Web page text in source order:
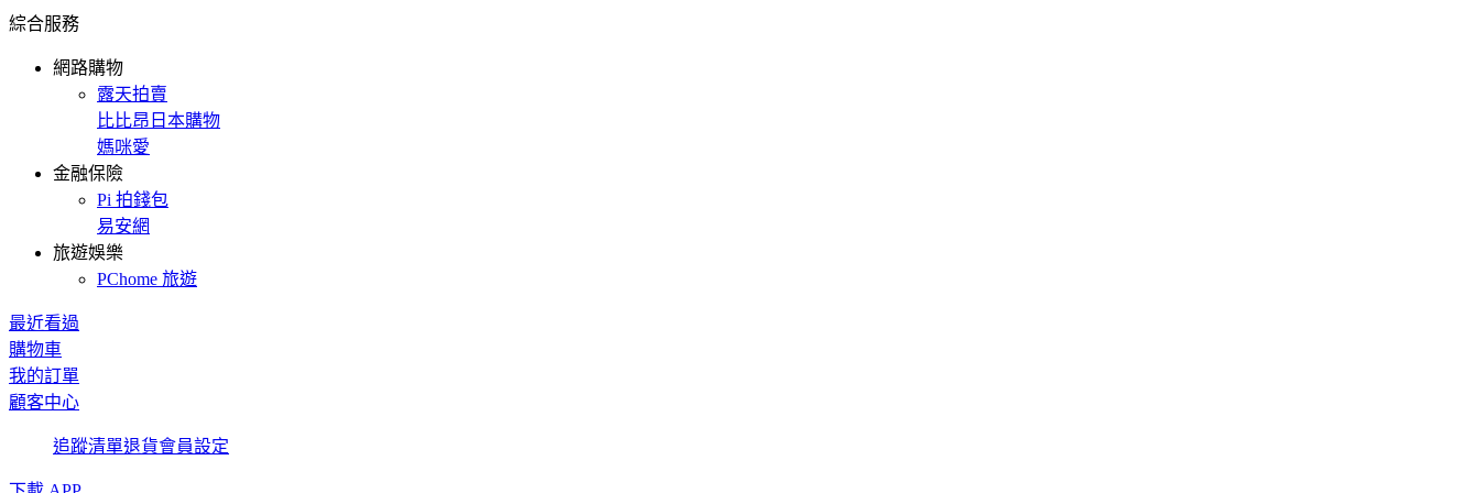
綜合服務
網路購物
露天拍賣
比比昂日本購物
媽咪愛
金融保險
Pi 拍錢包
易安網
旅遊娛樂
PChome 旅遊
最近看過
購物車
我的訂單
顧客中心
追蹤清單退貨會員設定